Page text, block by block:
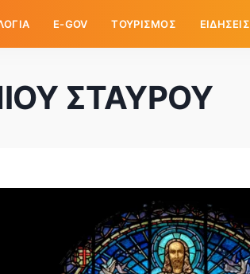
E-GOV ΤΟΥΡΙΣΜΟΣ ΕΙΔΗΣΕΙΣ
ΣΤΑΥΡΟΥ